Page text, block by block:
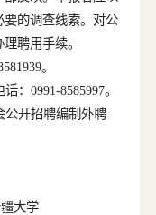
的调查线索。对公
聘用手续。
。
： 0991-8585997。
公开招聘编制外聘
大学